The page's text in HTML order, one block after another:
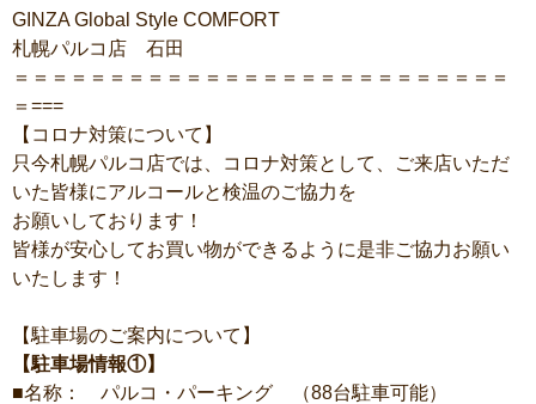
GINZA Global Style COMFORT
札幌パルコ店 石田
＝＝＝＝＝＝＝＝＝＝＝＝＝＝＝＝＝＝＝＝＝＝＝＝＝＝
＝===
【コロナ対策について】
只今札幌パルコ店では、コロナ対策として、ご来店いただ
いた皆様にアルコールと検温のご協力を
お願いしております！
皆様が安心してお買い物ができるように是非ご協力お願い
いたします！
【駐車場のご案内について】
【駐車場情報①】
■名称： パルコ・パーキング （88台駐車可能）